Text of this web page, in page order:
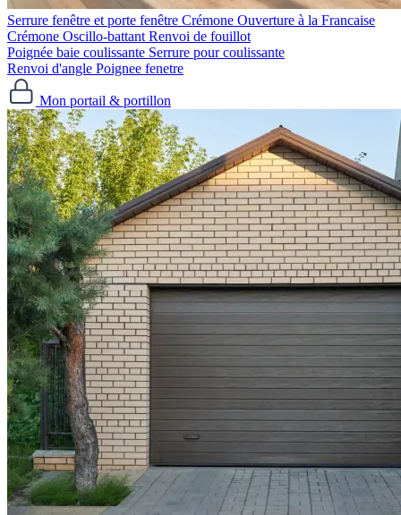
Serrure fenêtre et porte fenêtre
Crémone Ouverture à la Francaise
Crémone Oscillo-battant Renvoi de fouillot
Poignée baie coulissante Serrure pour coulissante
Renvoi d'angle Poignee fenetre
Mon portail & portillon